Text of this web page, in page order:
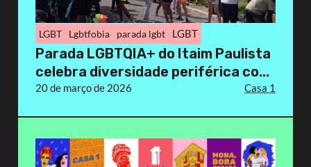
LGBT Lgbtfobia parada lgbt LGBT
Parada LGBTQIA+ do Itaim Paulista
celebra diversidade periférica co...
20 de março de 2026 Casa 1